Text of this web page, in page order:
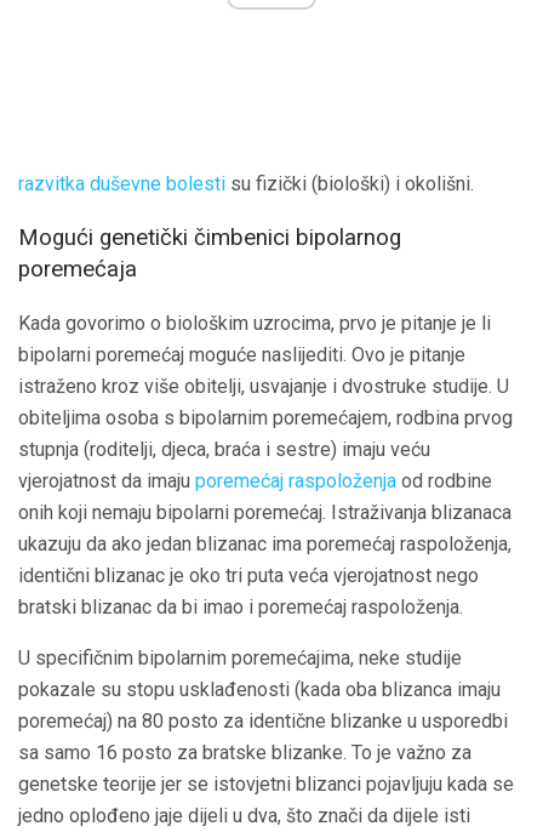
razvitka duševne bolesti su fizički (biološki) i okolišni.
Mogući genetički čimbenici bipolarnog
poremećaja
Kada govorimo o biološkim uzrocima, prvo je pitanje je li
bipolarni poremećaj moguće naslijediti. Ovo je pitanje
istraženo kroz više obitelji, usvajanje i dvostruke studije. U
obiteljima osoba s bipolarnim poremećajem, rodbina prvog
stupnja (roditelji, djeca, braća i sestre) imaju veću
vjerojatnost da imaju poremećaj raspoloženja od rodbine
onih koji nemaju bipolarni poremećaj. Istraživanja blizanaca
ukazuju da ako jedan blizanac ima poremećaj raspoloženja,
identični blizanac je oko tri puta veća vjerojatnost nego
bratski blizanac da bi imao i poremećaj raspoloženja.
U specifičnim bipolarnim poremećajima, neke studije
pokazale su stopu usklađenosti (kada oba blizanca imaju
poremećaj) na 80 posto za identične blizanke u usporedbi
sa samo 16 posto za bratske blizanke. To je važno za
genetske teorije jer se istovjetni blizanci pojavljuju kada se
jedno oplođeno jaje dijeli u dva, što znači da dijele isti